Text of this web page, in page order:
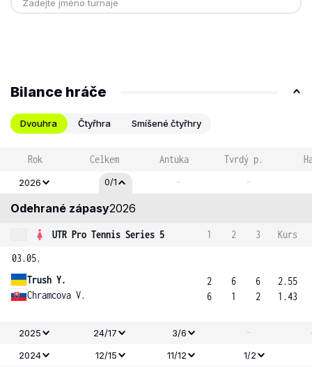
Bilance hráče
Dvouhra Čtyřhra Smíšené čtyřhry
Rok Celkem Antuka Tvrdý p.
2026 0/1 - -
Odehrané zápasy2026
UTR Pro Tennis Series 5 1 2 3
Kurs
03.05.
Trush Y.
Chramcova V.
2
6
6
1
6
2
2.55
1.43
2025 24/17 3/6 -
2024
12/15 11/12
1/2